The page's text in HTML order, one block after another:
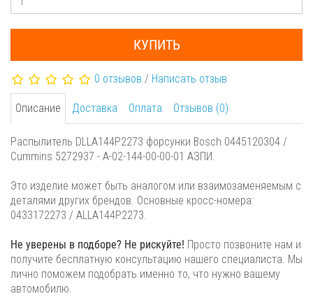
КУПИТЬ
0 отзывов / Написать отзыв
Описание Доставка Оплата Отзывов (0)
Распылитель DLLA144P2273 форсунки Bosch 0445120304 /
Cummins 5272937 - A-02-144-00-00-01 АЗПИ.
Это изделие может быть аналогом или взаимозаменяемым с
деталями других брендов. Основные кросс-номера:
0433172273 / ALLA144P2273.
Не уверены в подборе? Не рискуйте! Просто позвоните нам и
получите бесплатную консультацию нашего специалиста. Мы
лично поможем подобрать именно то, что нужно вашему
автомобилю.